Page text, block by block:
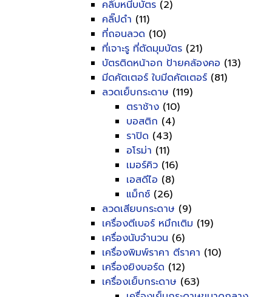
คลิ๊บหนีบบัตร (2)
คลิ๊ปดำ (11)
ที่ถอนลวด (10)
ที่เจาะรู ที่ตัดมุมบัตร (21)
บัตรติดหน้าอก ป้ายคล้องคอ (13)
มีดคัตเตอร์ ใบมีดคัตเตอร์ (81)
ลวดเย็บกระดาษ (119)
ตราช้าง (10)
บอสติก (4)
ราปิด (43)
อโรม่า (11)
เมอร์คิว (16)
เอสดีไอ (8)
แม็กซ์ (26)
ลวดเสียบกระดาษ (9)
เครื่องตีเบอร์ หมึกเติม (19)
เครื่องนับจำนวน (6)
เครื่องพิมพ์ราคา ตีราคา (10)
เครื่องยิงบอร์ด (12)
เครื่องเย็บกระดาษ (63)